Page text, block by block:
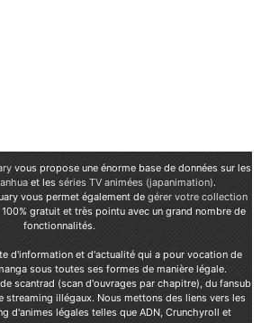
vous propose une énorme base de données sur les
et les séries TV animées (japanimation).
vous permet également de gérer votre collection
gratuit et très pointu avec un grand nombre de
fonctionnalités.
d'information et d'actualité qui a pour vocation de
sous toutes ses formes de manière légale.
scantrad (scan d'ouvrages par chapitre), du fansub
streaming illégaux. Nous mettons des liens vers les
d'animes légales telles que ADN, Crunchyroll et